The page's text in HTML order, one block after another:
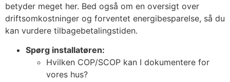
betyder meget her. Bed også om en oversigt over
driftsomkostninger og forventet energibesparelse, så du
kan vurdere tilbagebetalingstiden.
Spørg installatøren:
Hvilken COP/SCOP kan I dokumentere for
vores hus?